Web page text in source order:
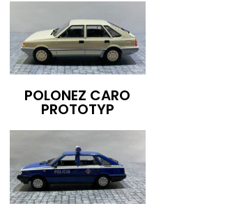
POLONEZ CARO
PROTOTYP